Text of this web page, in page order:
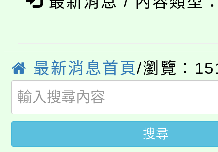
局官網。
8月14至27日，桃園電
開!
115年桃園市運動會8/
田徑場及游泳池舉行。
桃園市低收入戶享有免
視費優惠，中低收入戶
大園自造教育及科技
最新消息首頁/瀏覽：
搜尋